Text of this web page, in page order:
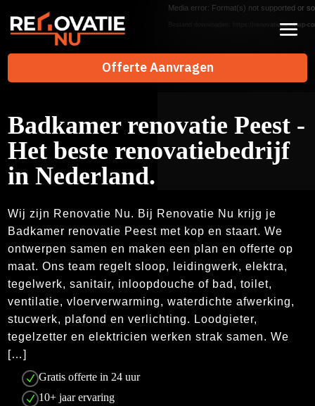
Offerte Aanvragen
Offerte Aanvragen
Media error: Format(s) not supported or
Bestand downloaden: https://renovatienu.nl/wp-
Badkamer renovatie Peest -
Het beste renovatiebedrijf
in Nederland.
Wij zijn Renovatie Nu. Bij Renovatie Nu krijg je
Badkamer renovatie Peest met kop en staart. We
ontwerpen samen en maken een plan en offerte op
maat. Ons team regelt sloop, leidingwerk, elektra,
tegelwerk, sanitair, inloopdouche of bad, toilet,
ventilatie, vloerverwarming, waterdichte afwerking,
stucwerk, plafond en verlichting. Loodgieter,
tegelzetter en elektricien werken strak samen. We
[…]
N Gratis offerte in 24 uur
N 10+ jaar ervaring